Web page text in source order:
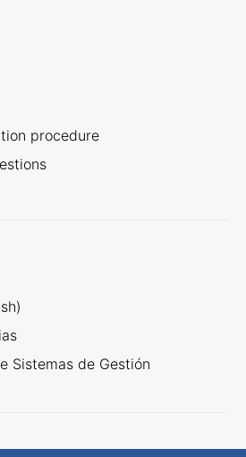
procedure
Sistemas de Gestión